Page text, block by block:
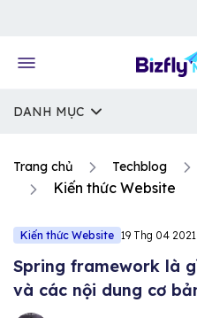
DANH MỤC
Trang chủ Techblog
Kiến thức Website
Kiến thức Website 19 Thg 04 2021
Spring framework là
và các nội dung cơ